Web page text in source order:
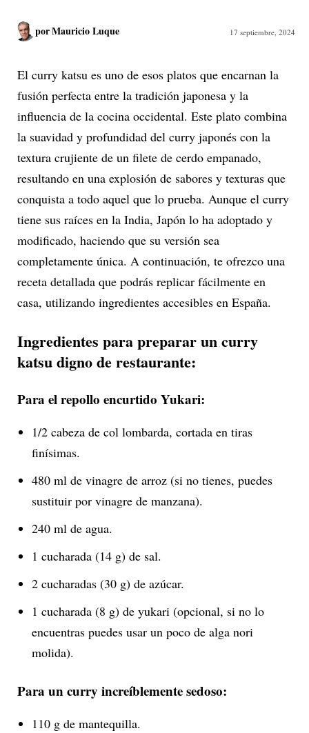
porMauricio Luque 17 septiembre, 2024
El curry katsu es uno de esos platos que encarnan la
fusión perfecta entre la tradición japonesa y la
influencia de la cocina occidental. Este plato combina
la suavidad y profundidad del curry japonés con la
textura crujiente de un filete de cerdo empanado,
resultando en una explosión de sabores y texturas que
conquista a todo aquel que lo prueba. Aunque el curry
tiene sus raíces en la India, Japón lo ha adoptado y
modificado, haciendo que su versión sea
completamente única. A continuación, te ofrezco una
receta detallada que podrás replicar fácilmente en
casa, utilizando ingredientes accesibles en España.
Ingredientes para preparar un curry
katsu digno de restaurante:
Para el repollo encurtido Yukari:
1/2 cabeza de col lombarda, cortada en tiras
finísimas.
480 ml de vinagre de arroz (si no tienes, puedes
sustituir por vinagre de manzana).
240 ml de agua.
1 cucharada (14 g) de sal.
2 cucharadas (30 g) de azúcar.
1 cucharada (8 g) de yukari (opcional, si no lo
encuentras puedes usar un poco de alga nori
molida).
Para un curry increíblemente sedoso:
110 g de mantequilla.